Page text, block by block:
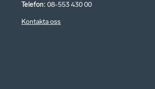
Telefon: 08-553 430 00
Kontakta oss